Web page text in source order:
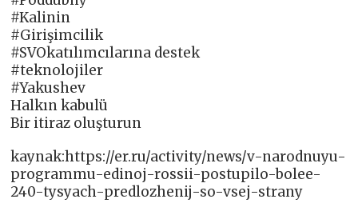
#Kalinin
#Girişimcilik
#SVOkatılımcılarına destek
#teknolojiler
#Yakushev
Halkın kabulü
Bir itiraz oluşturun
kaynak:https://er.ru/activity/news/v-narodnuyu-
programmu-edinoj-rossii-postupilo-bolee-
240-tysyach-predlozhenij-so-vsej-strany